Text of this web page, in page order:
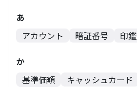
あ
アカウント
暗証番号 印鑑
か
基準価額
キャッシュカード